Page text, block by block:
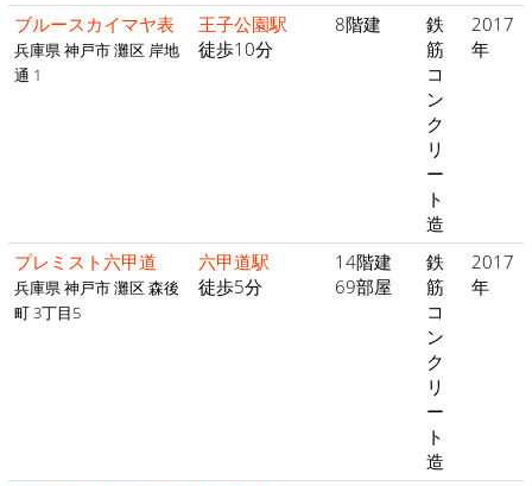
ブルースカイマヤ表
兵庫県 神戸市 灘区 岸地
通 1
王子公園駅
徒歩10分
8階建
鉄
筋
コ
ン
ク
リ
ー
ト
造
2017
年
プレミスト六甲道
兵庫県 神戸市 灘区 森後
町 3丁目5
六甲道駅
徒歩5分
14階建
69部屋
鉄
筋
コ
ン
ク
リ
ー
ト
造
2017
年